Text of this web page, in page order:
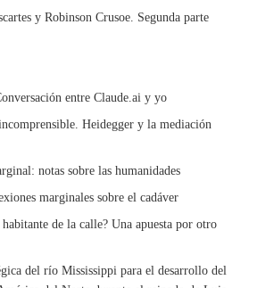
y Robinson Crusoe. Segunda parte
entre Claude.ai y yo
Heidegger y la mediación
notas sobre las humanidades
marginales sobre el cadáver
de la calle? Una apuesta por otro
del río Mississippi para el desarrollo del